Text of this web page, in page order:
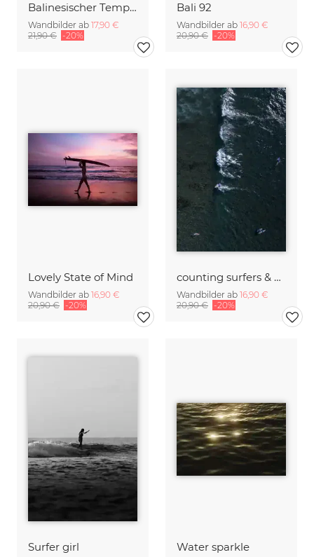
Balinesischer Tempel im Dschungel
Wandbilder ab 17,90 €
21,90 € -20%
Bali 92
Wandbilder ab 16,90 €
20,90 € -20%
Lovely State of Mind
Wandbilder ab 16,90 €
20,90 € -20%
counting surfers & waves
Wandbilder ab 16,90 €
20,90 € -20%
Surfer girl Water sparkle